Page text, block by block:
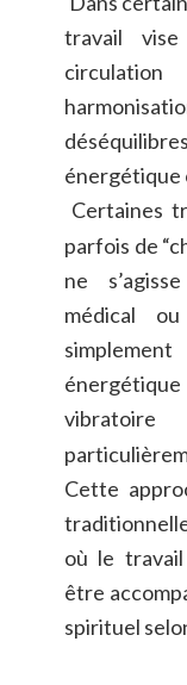
travail
vise
circulation
déséquilibres
énergétique
Certaines
parfois de
ne
s’agisse
médical
ou
simplement
énergétique
vibratoire
Cette
où le travail
être
spirituel